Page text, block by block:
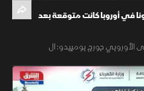
في أوروبا كانت متوقعة بعد
الأوروبي جورج بومبيدو: ال